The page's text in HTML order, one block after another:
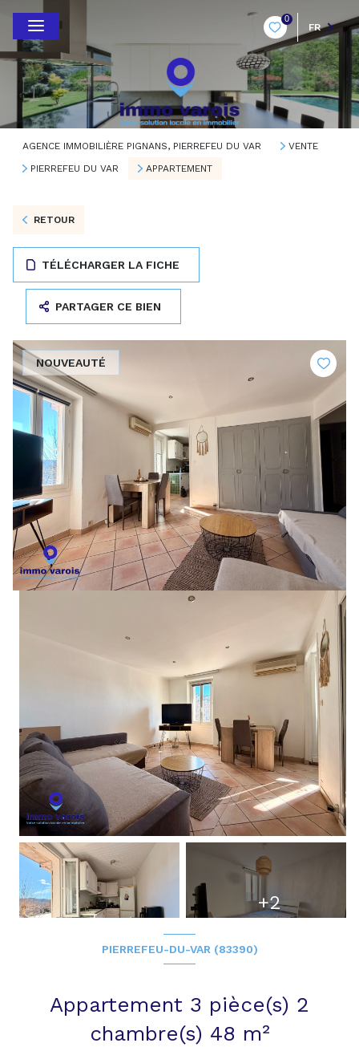
0
FR
AGENCE IMMOBILIÈRE PIGNANS, PIERREFEU DU VAR
VENTE
PIERREFEU DU VAR
APPARTEMENT
RETOUR
TÉLÉCHARGER LA FICHE
PARTAGER CE BIEN
NOUVEAUTÉ
+2
PIERREFEU-DU-VAR (83390)
Appartement 3 pièce(s) 2
chambre(s) 48 m²